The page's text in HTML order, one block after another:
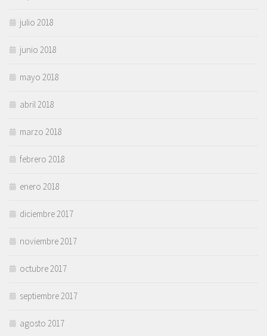
julio 2018
junio 2018
mayo 2018
abril 2018
marzo 2018
febrero 2018
enero 2018
diciembre 2017
noviembre 2017
octubre 2017
septiembre 2017
agosto 2017